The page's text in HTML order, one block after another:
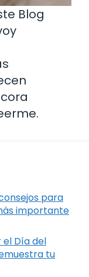
Blog
para
importante
Día del
tu